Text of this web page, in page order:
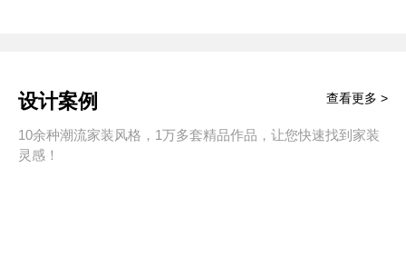
设计案例
10余种潮流家装风格，1万多套精品作品，让您快速找到家装
灵感！
查看更多 >